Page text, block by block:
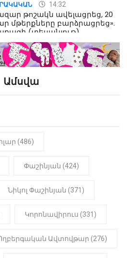
14:32
թոշակն ավելացրեց, 20
մթերքները բարձրացրեց».
(տեսանյութ)
10:52
տալու փոխարեն
այս երկու
Իշխան
Փաշինյան
22:01
համար
Ամսվա
(486)
Փաշինյան (424)
Նիկոլ Փաշինյան (371)
Կորոնավիրուս (331)
Ավտովթար (276)